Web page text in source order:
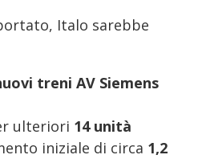
Italo sarebbe
treni AV Siemens
ulteriori 14 unità
iniziale di circa 1,2